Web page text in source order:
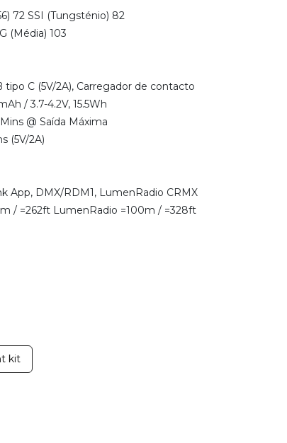
72 SSI (Tungsténio) 82
(Média) 103
C (5V/2A), Carregador de contacto
/ 3.7-4.2V, 15.5Wh
@ Saída Máxima
(5V/2A)
App, DMX/RDM1, LumenRadio CRMX
/ =262ft LumenRadio =100m / =328ft
kit